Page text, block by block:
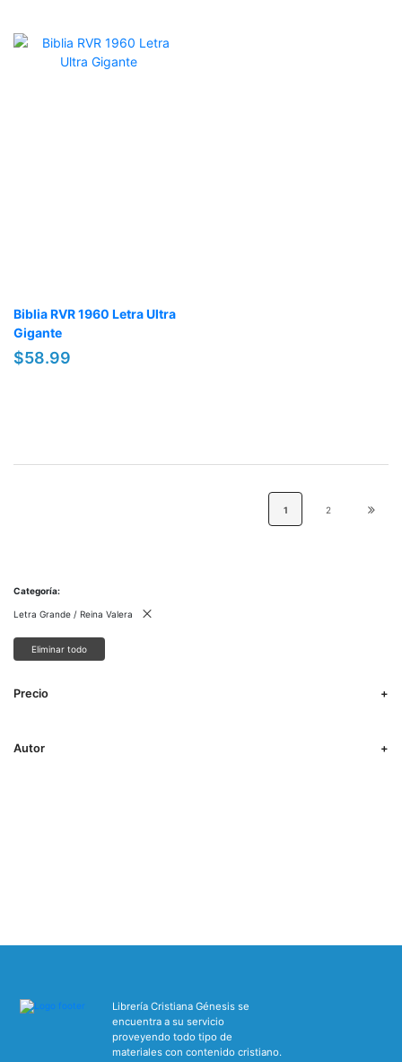
Biblia RVR 1960 Letra Ultra
Gigante
$58.99
1 2
Categoría
Letra Grande / Reina Valera
Eliminar todo
Precio
Autor
Librería Cristiana Génesis se
encuentra a su servicio
proveyendo todo tipo de
materiales con contenido cristiano.